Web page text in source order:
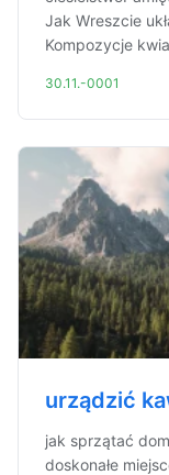
Jak Wreszcie
Kompozycje
30.11.-0001
urządzić
jak sprzątać
doskonałe